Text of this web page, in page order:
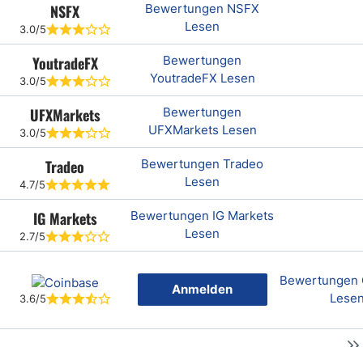
NSFX
3.0/5
Bewertungen NSFX
Lesen
YoutradeFX
3.0/5
Bewertungen
YoutradeFX Lesen
UFXMarkets
3.0/5
Bewertungen
UFXMarkets Lesen
Tradeo
4.7/5
Bewertungen Tradeo
Lesen
IG Markets
2.7/5
Bewertungen IG Markets
Lesen
3.6/5
Anmelden
Bewertungen